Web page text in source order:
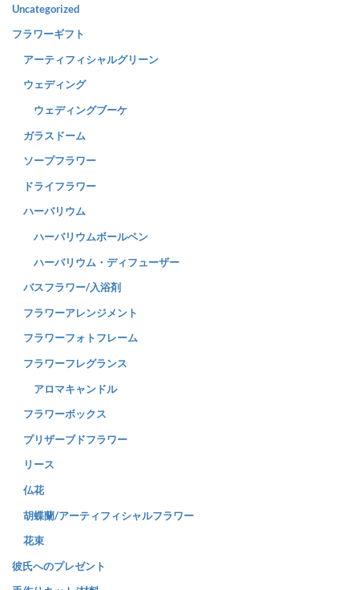
Uncategorized
フラワーギフト
アーティフィシャルグリーン
ウェディング
ウェディングブーケ
ガラスドーム
ソープフラワー
ドライフラワー
ハーバリウム
ハーバリウムボールペン
ハーバリウム・ディフューザー
バスフラワー/入浴剤
フラワーアレンジメント
フラワーフォトフレーム
フラワーフレグランス
アロマキャンドル
フラワーボックス
プリザーブドフラワー
リース
仏花
胡蝶蘭/アーティフィシャルフラワー
花束
彼氏へのプレゼント